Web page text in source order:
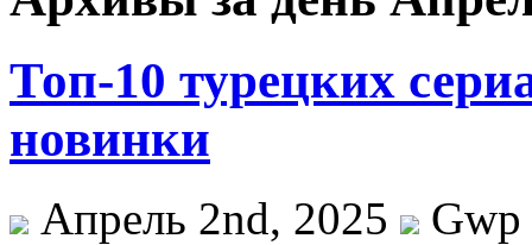
Топ-10 турецких
новинки
Апрель 2nd, 2025
Gwp